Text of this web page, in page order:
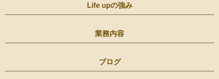
Life upの強み
業務内容
ブログ